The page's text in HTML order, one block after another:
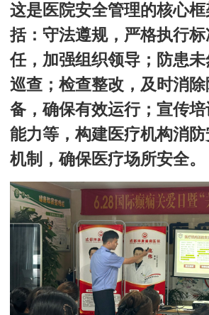
这是医院安全管理的核心
括：守法遵规，严格执行
任，加强组织领导；防患
巡查；检查整改，及时消除
备，确保有效运行；宣传
能力等，构建医疗机构消
机制，确保医疗场所安全。